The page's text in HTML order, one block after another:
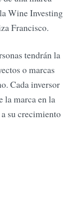
Wine Investing
Francisco.
tendrán la
o marcas
Cada inversor
la marca en la
su crecimiento